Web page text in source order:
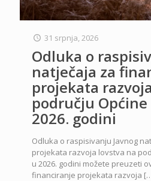
31 srpnja, 2026
Odluka o
natječaja za
projekata
području Općine
2026. godini
Odluka o raspisivanju Javnog
projekata razvoja lovstva na
u 2026. godini možete preuzeti
financiranje projekata razvoja